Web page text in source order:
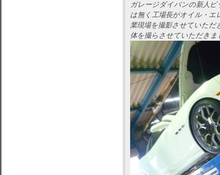
ガレージダイバンの新人ピ
は無く工場長がオイル・
業現場を撮影させていた
体を撮らさせていただき